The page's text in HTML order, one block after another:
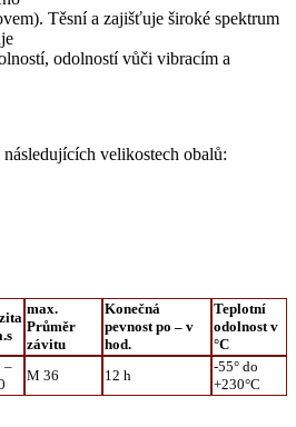
Těsní a zajišťuje široké spektrum
odolností vůči vibracím a
velikostech obalů:
max.
Průměr
závitu
Konečná
pevnost po – v
hod.
Teplotní
odolnost v
°C
–
M 36 12 h
-55° do
+230°C